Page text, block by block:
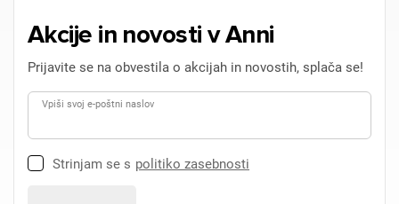
Akcije in novosti v Anni
Prijavite se na obvestila o akcijah in novostih, splača se!
Vpiši svoj e-poštni naslov
Strinjam se s politiko zasebnosti